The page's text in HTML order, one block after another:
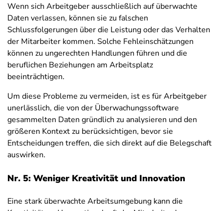
Wenn sich Arbeitgeber ausschließlich auf überwachte
Daten verlassen, können sie zu falschen
Schlussfolgerungen über die Leistung oder das Verhalten
der Mitarbeiter kommen. Solche Fehleinschätzungen
können zu ungerechten Handlungen führen und die
beruflichen Beziehungen am Arbeitsplatz
beeinträchtigen.
Um diese Probleme zu vermeiden, ist es für Arbeitgeber
unerlässlich, die von der Überwachungssoftware
gesammelten Daten gründlich zu analysieren und den
größeren Kontext zu berücksichtigen, bevor sie
Entscheidungen treffen, die sich direkt auf die Belegschaft
auswirken.
Nr. 5: Weniger Kreativität und Innovation
Eine stark überwachte Arbeitsumgebung kann die